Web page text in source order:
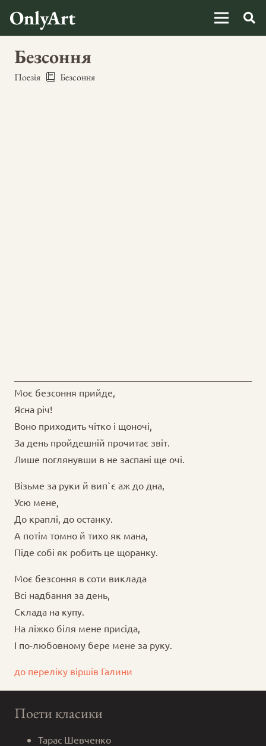
OnlyArt
Безсоння
Поезія Безсоння
Моє безсоння прийде,
Ясна річ!
Воно приходить чітко і щоночі,
За день пройдешній прочитає звіт.
Лише поглянувши в не заспані ще очі.
Візьме за руки й вип`є аж до дна,
Усю мене,
До краплі, до останку.
А потім томно й тихо як мана,
Піде собі як робить це щоранку.
Моє безсоння в соти виклада
Всі надбання за день,
Склада на купу.
На ліжко біля мене присіда,
І по-любовному бере мене за руку.
до переліку віршів Галини
Поети класики
Тарас Шевченко